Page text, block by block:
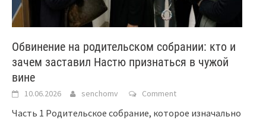
Обвинение на родительском собрании: кто и
зачем заставил Настю признаться в чужой
вине
10.06.2026 senchomv Comment
Часть 1 Родительское собрание, которое изначально